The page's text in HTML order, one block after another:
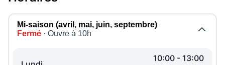
Mi-saison (avril, mai, juin, septembre)
Fermé · Ouvre à 10h
10:00 - 13:00